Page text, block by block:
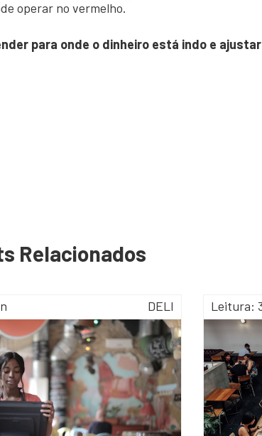
operar no vermelho.
para onde o dinheiro está indo e
Relacionados
DELI Leitura: